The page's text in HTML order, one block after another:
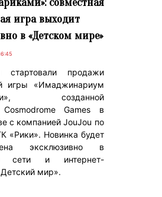
игра выходит
в «Детском мире»
продажи
игры «Имаджинариум
созданной
Games в
с компанией JouJou по
«Рики». Новинка будет
эксклюзивно в
сети и интернет-
мир».